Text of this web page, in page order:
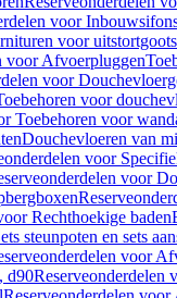
voor
voor
voor Afvoerpluggen
voor
voor
Toebehoren voor
Douchevloeren van
voor
voor
Rechthoekige baden
steunpoten en sets
voor
d90Reserveonderdelen